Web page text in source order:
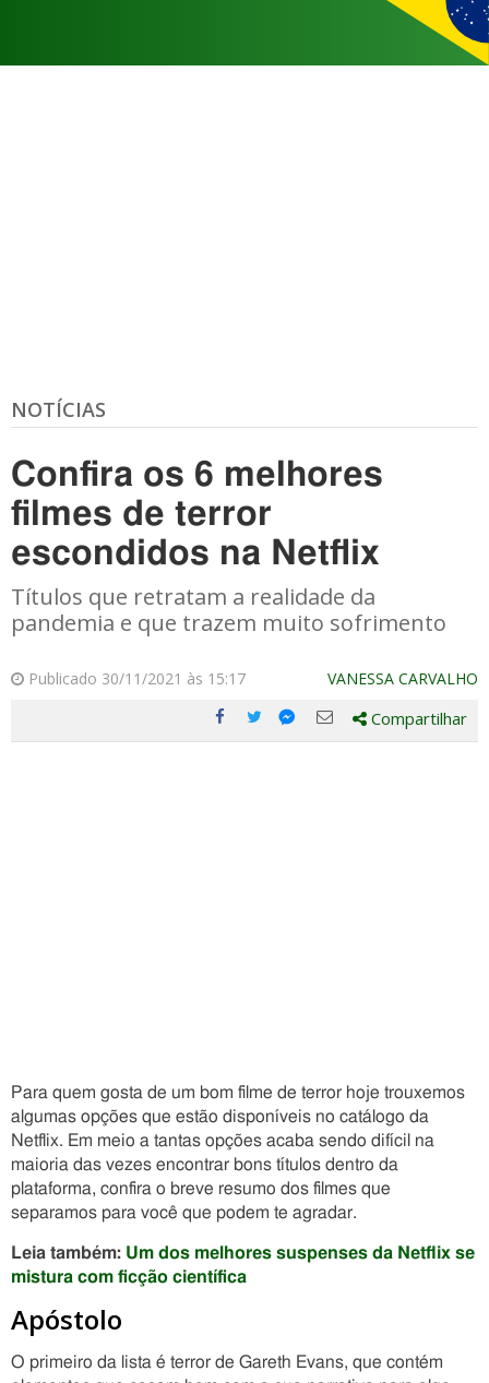
NOTÍCIAS
Confira os 6 melhores
filmes de terror
escondidos na Netflix
Títulos que retratam a realidade da
pandemia e que trazem muito sofrimento
Publicado 30/11/2021 às 15:17 VANESSA CARVALHO
Compartilhe
Compartilhe
Compartilhe
Compartilhe
Compartilhar
Para quem gosta de um bom filme de terror hoje trouxemos
algumas opções que estão disponíveis no catálogo da
Netflix. Em meio a tantas opções acaba sendo difícil na
maioria das vezes encontrar bons títulos dentro da
plataforma, confira o breve resumo dos filmes que
separamos para você que podem te agradar.
Leia também: Um dos melhores suspenses da Netflix se
mistura com ficção científica
Apóstolo
O primeiro da lista é terror de Gareth Evans, que contém